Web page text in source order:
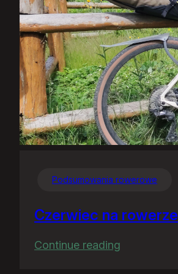
Podsumowania rowerowe
Czerwiec na rowerze
Continue reading